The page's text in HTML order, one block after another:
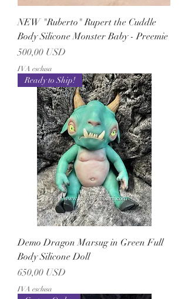
NEW "Ruberto" Rupert the Cuddle
Body Silicone Monster Baby - Preemie
Prezzo
500,00 USD
IVA esclusa
Ready to Ship!
Demo Dragon Marsug in Green Full
Body Silicone Doll
Prezzo
650,00 USD
IVA esclusa